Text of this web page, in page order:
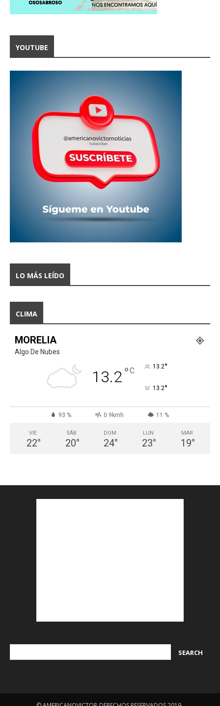
YOUTUBE
LO MÁS LEÍDO
CLIMA
MORELIA
Algo De Nubes
13.2°C 13.2°
13.2°
93 % 0.9kmh 11 %
VIE
22°
SÁB
20°
DOM
24°
LUN
23°
MAR
19°